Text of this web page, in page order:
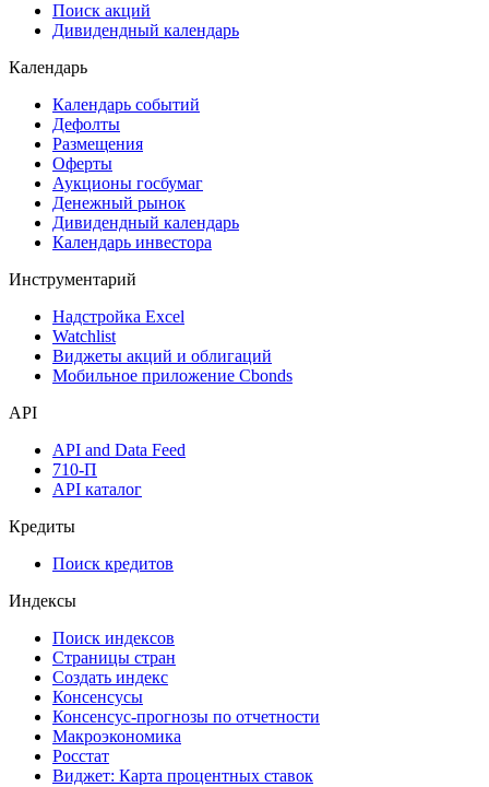
Поиск акций
Дивидендный календарь
Календарь
Календарь событий
Дефолты
Размещения
Оферты
Аукционы госбумаг
Денежный рынок
Дивидендный календарь
Календарь инвестора
Инструментарий
Надстройка Excel
Watchlist
Виджеты акций и облигаций
Мобильное приложение Cbonds
API
API and Data Feed
710-П
API каталог
Кредиты
Поиск кредитов
Индексы
Поиск индексов
Страницы стран
Создать индекс
Консенсусы
Консенсус-прогнозы по отчетности
Макроэкономика
Росстат
Виджет: Карта процентных ставок